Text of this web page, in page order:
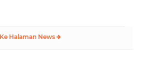
Ke Halaman News